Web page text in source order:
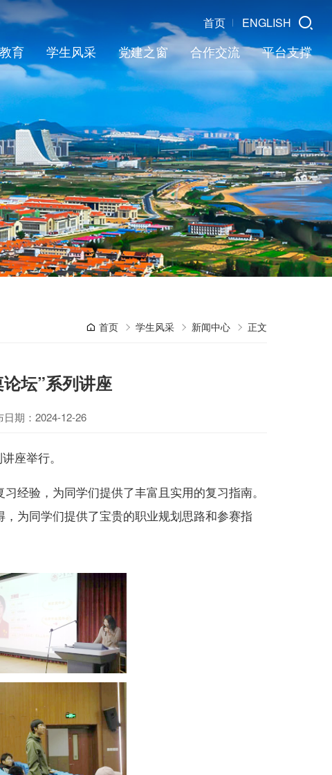
首页 ENGLISH
育 学生风采 党建之窗 合作交流 平台支撑
首页 学生风采 新闻中心 正文
坛”系列讲座
日期：2024-12-26
座举行。
习经验，为同学们提供了丰富且实用的复习指南。
为同学们提供了宝贵的职业规划思路和参赛指